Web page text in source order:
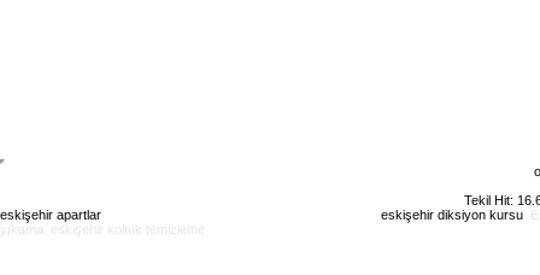
Tekil Hit:
eskişehir apartlar
eskişehir diksiyon kursu
yıkama
eskişehir koltuk temizleme